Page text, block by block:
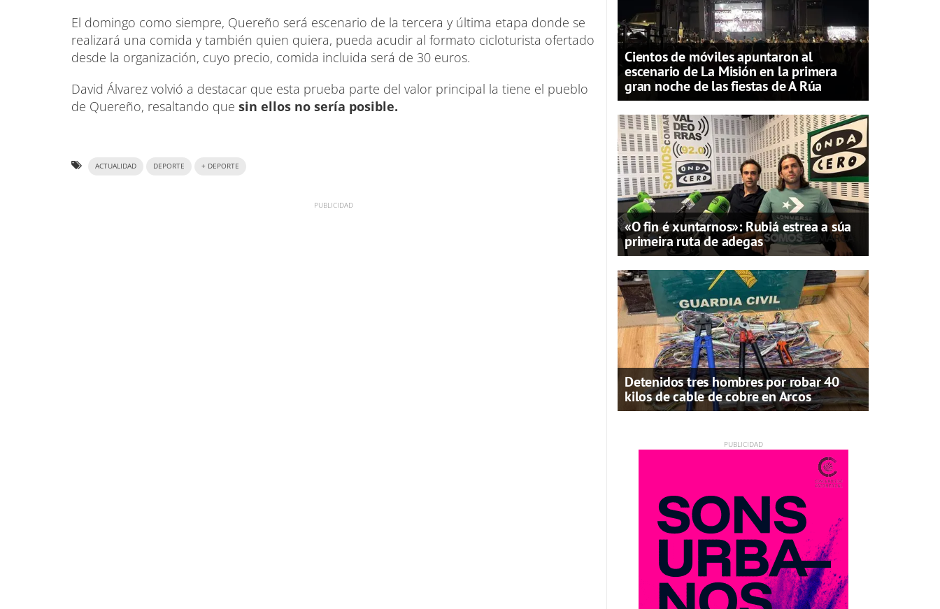
El domingo como siempre, Quereño será escenario de la tercera y última etapa donde se
realizará una comida y también quien quiera, pueda acudir al formato cicloturista ofertado
desde la organización, cuyo precio, comida incluida será de 30 euros.
David Álvarez volvió a destacar que esta prueba parte del valor principal la tiene el pueblo
de Quereño, resaltando que sin ellos no sería posible.
ACTUALIDAD DEPORTE + DEPORTE
Cientos de móviles apuntaron al
escenario de La Misión en la primera
gran noche de las fiestas de A Rúa
«O fin é xuntarnos»: Rubiá estrea a súa
primeira ruta de adegas
Detenidos tres hombres por robar 40
kilos de cable de cobre en Arcos